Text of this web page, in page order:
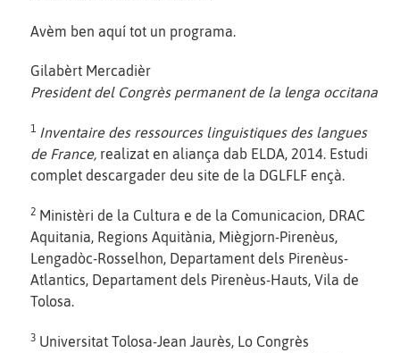
Avèm ben aquí tot un programa.
Gilabèrt Mercadièr
President del Congrès permanent de la lenga occitana
1 Inventaire des ressources linguistiques des langues
de France, realizat en aliança dab ELDA, 2014. Estudi
complet descargader deu site de la DGLFLF ençà.
2 Ministèri de la Cultura e de la Comunicacion, DRAC
Aquitania, Regions Aquitània, Miègjorn-Pirenèus,
Lengadòc-Rosselhon, Departament dels Pirenèus-
Atlantics, Departament dels Pirenèus-Hauts, Vila de
Tolosa.
3 Universitat Tolosa-Jean Jaurès, Lo Congrès